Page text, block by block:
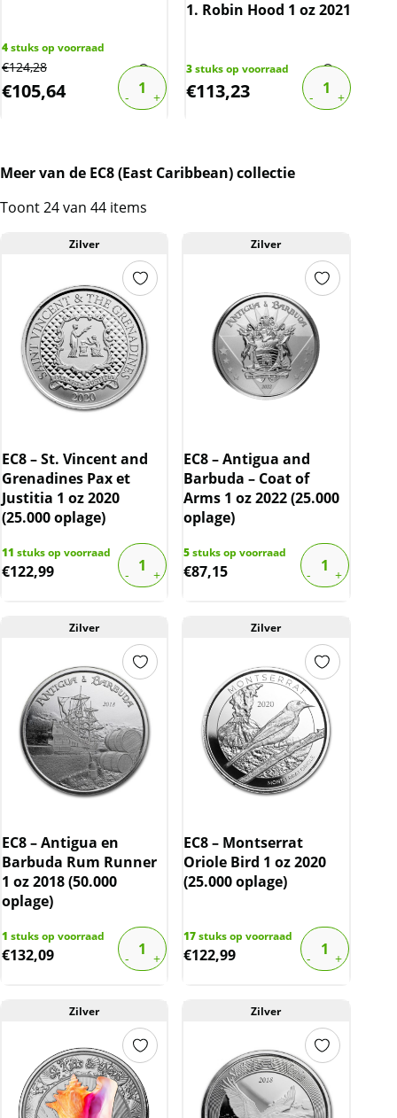
4stuks op voorraad
€124,28
€105,64
1. Robin Hood 1 oz 2021
3stuks op voorraad
€113,23
Meer van de EC8 (East Caribbean) collectie
Toont 24 van 44 items
Zilver
EC8 – St. Vincent and
Grenadines Pax et
Justitia 1 oz 2020
(25.000 oplage)
11 stuks op voorraad
€122,99
Zilver
EC8 – Antigua and
Barbuda – Coat of
Arms 1 oz 2022 (25.000
oplage)
5stuks op voorraad
€87,15
Zilver
EC8 – Antigua en
Barbuda Rum Runner
1 oz 2018 (50.000
oplage)
1 stuks op voorraad
€132,09
Zilver
EC8 – Montserrat
Oriole Bird 1 oz 2020
(25.000 oplage)
17stuks op voorraad
€122,99
Zilver Zilver